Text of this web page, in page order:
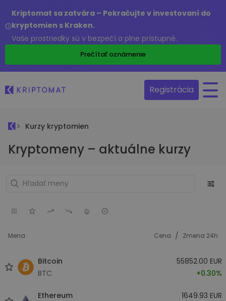
Kriptomat sa zatvára – Pokračujte v investovaní do
kryptomien s Kraken.
Vaše prostriedky sú v bezpečí a plne prístupné.
Prečítať oznámenie
Registrácia
Kurzy kryptomien
Kryptomeny – aktuálne kurzy
Mena Cena / Zmena 24h
Bitcoin
BTC
55852.00 EUR
+0.30%
Ethereum
1649.93 EUR